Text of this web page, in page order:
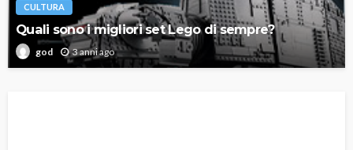
CULTURA
Quali sono i migliori set Lego di sempre?
god 3 anni ago